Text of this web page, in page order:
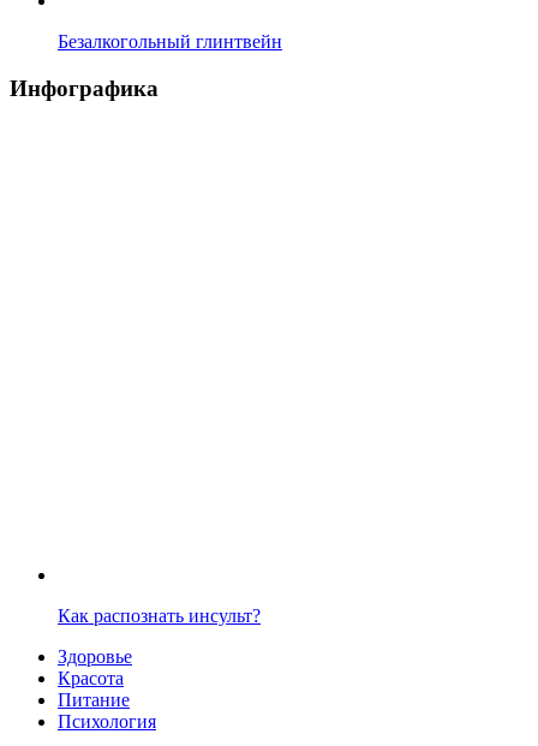
Безалкогольный глинтвейн
Инфографика
Как распознать инсульт?
Здоровье
Красота
Питание
Психология